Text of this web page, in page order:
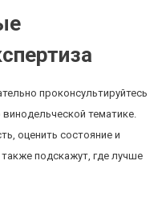
проконсультируйтесь
тематике.
оценить состояние и
подскажут, где лучше